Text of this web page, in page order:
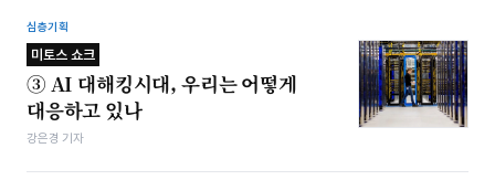
심층기획
미토스 쇼크
③ AI 대해킹시대, 우리는 어떻게
대응하고 있나
강은경 기자